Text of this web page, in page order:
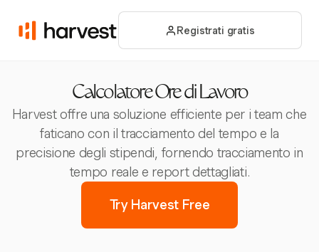
Registrati gratis
Calcolatore Ore di Lavoro
Harvest offre una soluzione efficiente per i team che
faticano con il tracciamento del tempo e la
precisione degli stipendi, fornendo tracciamento in
tempo reale e report dettagliati.
Try Harvest Free